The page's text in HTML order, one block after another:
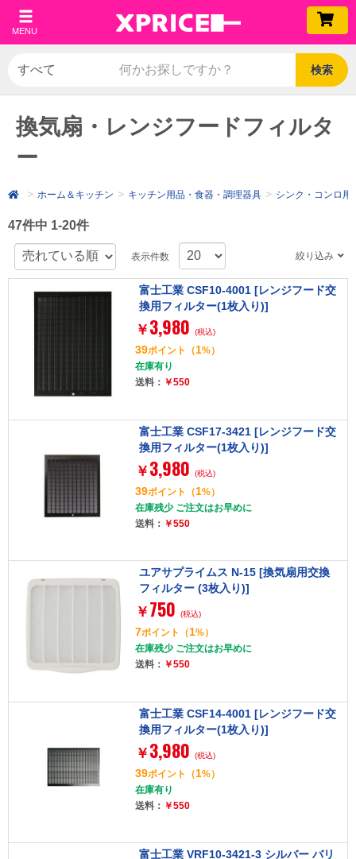
MENU
検索
換気扇・レンジフードフィルタ
ー
ホーム＆キッチン キッチン用品・食器・調理器具 シンク・コンロ用
47件中 1-20件
表示件数 絞り込み
富士工業 CSF10-4001 [レンジフード交
換用フィルター(1枚入り)]
￥ 3,980 (税込)
39ポイント （1%）
在庫有り
送料： ￥550
富士工業 CSF17-3421 [レンジフード交
換用フィルター(1枚入り)]
￥ 3,980 (税込)
39ポイント （1%）
在庫残少 ご注文はお早めに
送料： ￥550
ユアサプライムス N-15 [換気扇用交換
フィルター (3枚入り)]
￥ 750 (税込)
7ポイント （1%）
在庫残少 ご注文はお早めに
送料： ￥550
富士工業 CSF14-4001 [レンジフード交
換用フィルター(1枚入り)]
￥ 3,980 (税込)
39ポイント （1%）
在庫有り
送料： ￥550
富士工業 VRF10-3421-3 シルバー バリ